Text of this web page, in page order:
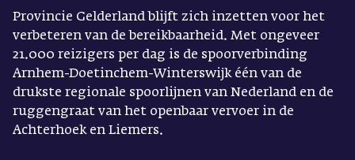
Provincie Gelderland blijft zich inzetten voor het
verbeteren van de bereikbaarheid. Met ongeveer
21.000 reizigers per dag is de spoorverbinding
Arnhem-Doetinchem-Winterswijk één van de
drukste regionale spoorlijnen van Nederland en de
ruggengraat van het openbaar vervoer in de
Achterhoek en Liemers.